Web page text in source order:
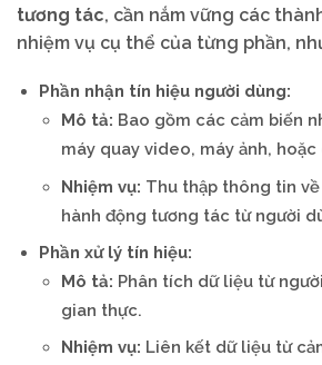
tương tác, cần nắm vững các
nhiệm vụ cụ thể của từng phần,
Phần nhận tín hiệu người dùng:
Mô tả: Bao gồm các cảm biến
máy quay video, máy ảnh, hoặc
Nhiệm vụ: Thu thập thông tin
hành động tương tác từ người
Phần xử lý tín hiệu:
Mô tả: Phân tích dữ liệu từ
gian thực.
Nhiệm vụ: Liên kết dữ liệu từ